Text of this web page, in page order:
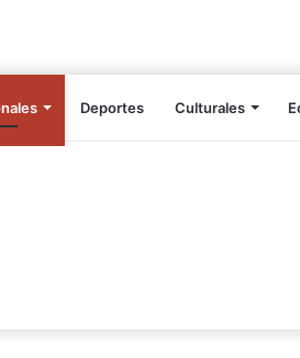
Deportes Culturales